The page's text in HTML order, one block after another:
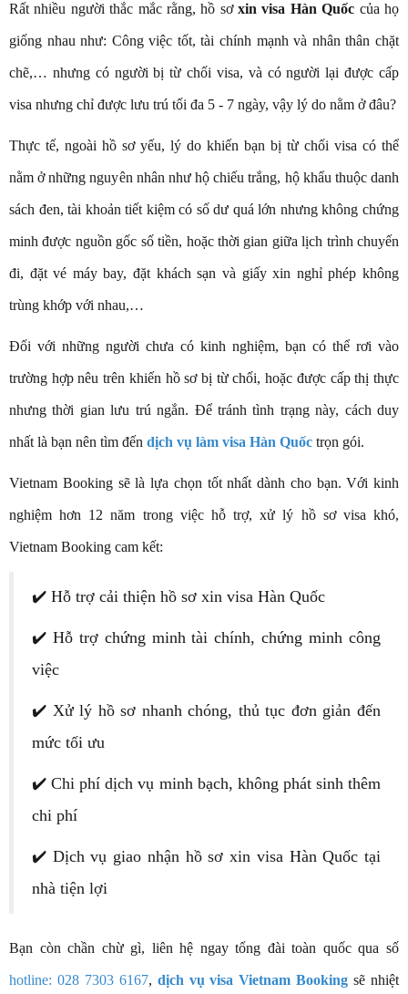
Rất nhiều người thắc mắc rằng, hồ sơxin visa Hàn Quốc của họ
giống nhau như: Công việc tốt, tài chính mạnh và nhân thân chặt
chẽ,… nhưng có người bị từ chối visa, và có người lại được cấp
visa nhưng chỉ được lưu trú tối đa 5 - 7 ngày, vậy lý do nằm ở đâu?
Thực tế, ngoài hồ sơ yếu, lý do khiến bạn bị từ chối visa có thể
nằm ở những nguyên nhân như hộ chiếu trắng, hộ khẩu thuộc danh
sách đen, tài khoản tiết kiệm có số dư quá lớn nhưng không chứng
minh được nguồn gốc số tiền, hoặc thời gian giữa lịch trình chuyến
đi, đặt vé máy bay, đặt khách sạn và giấy xin nghỉ phép không
trùng khớp với nhau,…
Đối với những người chưa có kinh nghiệm, bạn có thể rơi vào
trường hợp nêu trên khiến hồ sơ bị từ chối, hoặc được cấp thị thực
nhưng thời gian lưu trú ngắn. Để tránh tình trạng này, cách duy
nhất là bạn nên tìm đến dịch vụ làm visa Hàn Quốc trọn gói.
Vietnam Booking sẽ là lựa chọn tốt nhất dành cho bạn. Với kinh
nghiệm hơn 12 năm trong việc hỗ trợ, xử lý hồ sơ visa khó,
Vietnam Booking cam kết:
✔️ Hỗ trợ cải thiện hồ sơ xin visa Hàn Quốc
✔️ Hỗ trợ chứng minh tài chính, chứng minh công
việc
✔️ Xử lý hồ sơ nhanh chóng, thủ tục đơn giản đến
mức tối ưu
✔️ Chi phí dịch vụ minh bạch, không phát sinh thêm
chi phí
✔️ Dịch vụ giao nhận hồ sơ xin visa Hàn Quốc tại
nhà tiện lợi
Bạn còn chần chừ gì, liên hệ ngay tổng đài toàn quốc qua số
hotline: 028 7303 6167, dịch vụ visa Vietnam Booking sẽ nhiệt